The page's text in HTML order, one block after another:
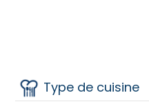
Type de cuisine